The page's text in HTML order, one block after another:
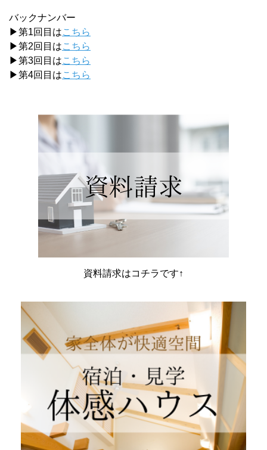
バックナンバー
▶第1回目はこちら
▶第2回目はこちら
▶第3回目はこちら
▶第4回目はこちら
資料請求はコチラです↑